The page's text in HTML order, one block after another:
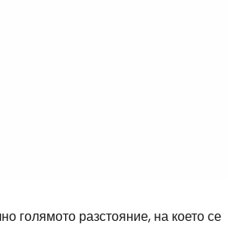
голямото разстояние, на което се